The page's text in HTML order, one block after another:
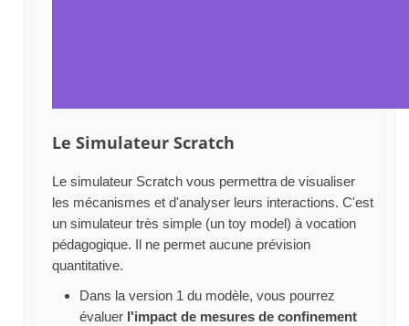
Le Simulateur Scratch
Le simulateur Scratch vous permettra de visualiser
les mécanismes et d'analyser leurs interactions. C'est
un simulateur très simple (un toy model) à vocation
pédagogique. Il ne permet aucune prévision
quantitative.
Dans la version 1 du modèle, vous pourrez
évaluer l'impact de mesures de confinement